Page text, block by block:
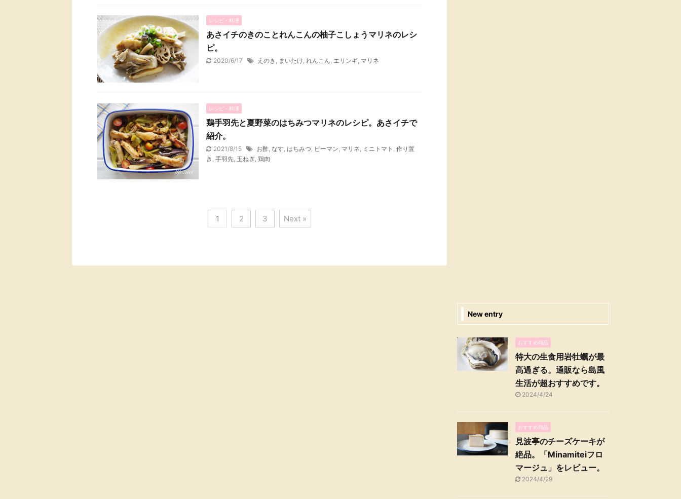
レシピ・料理
あさイチのきのことれんこんの柚子こしょうマリネのレシ
ピ。
2020/6/17 えのき , まいたけ, れんこん, エリンギ, マリネ
レシピ・料理
鶏手羽先と夏野菜のはちみつマリネのレシピ。あさイチで
紹介。
2021/8/15 お酢 なす はちみつ ピーマン マリネ ミニトマト 作り置
き 手羽先 玉ねぎ 鶏肉
1 2 3 Next »
New entry
おすすめ商品
特大の生食用岩牡蠣が最
高過ぎる。通販なら島風
生活が超おすすめです。
2024/4/24
おすすめ商品
見波亭のチーズケーキが
絶品。「Minamiteiフロ
マージュ」をレビュー。
2024/4/29